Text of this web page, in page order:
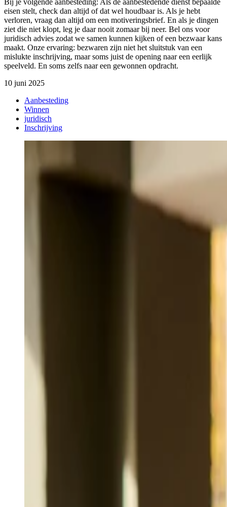
Bij je volgende aanbesteding: Als de aanbestedende dienst bepaalde
eisen stelt, check dan altijd of dat wel houdbaar is. Als je hebt
verloren, vraag dan altijd om een motiveringsbrief. En als je dingen
ziet die niet klopt, leg je daar nooit zomaar bij neer. Bel ons voor
juridisch advies zodat we samen kunnen kijken of een bezwaar kans
maakt. Onze ervaring: bezwaren zijn niet het sluitstuk van een
mislukte inschrijving, maar soms juist de opening naar een eerlijk
speelveld. En soms zelfs naar een gewonnen opdracht.
10 juni 2025
Aanbesteding
Winnen
juridisch
Inschrijving